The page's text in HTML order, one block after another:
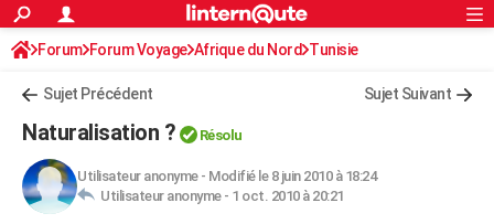
ACTUALITÉS
Politique
Société
Faits Divers
Education
Monde
Villes
+
FINANCE
Retraite
Impôts
Epargne
Immobilier
Risques naturels par ville
Banque
Assurance
Crédit
AUTO
S'inscrire
Connexion
Forum Forum Voyage Afrique du Nord Tunisie
Sujet Précédent Sujet Suivant
Naturalisation ? Résolu
Utilisateur anonyme- Modifié le 8 juin 2010 à 18:24
Utilisateur anonyme - 1 oct. 2010 à 20:21